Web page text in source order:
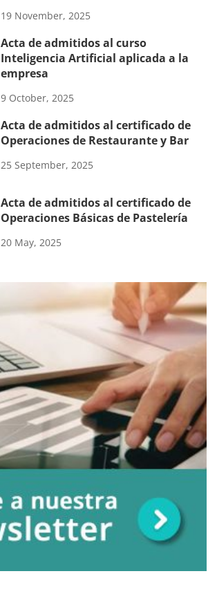
19 November, 2025
Acta de admitidos al curso
Inteligencia Artificial aplicada a la
empresa
9 October, 2025
Acta de admitidos al certificado de
Operaciones de Restaurante y Bar
25 September, 2025
Acta de admitidos al certificado de
Operaciones Básicas de Pastelería
20 May, 2025